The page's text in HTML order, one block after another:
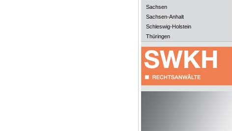
Sachsen
Sachsen-Anhalt
Schleswig-Holstein
Thüringen